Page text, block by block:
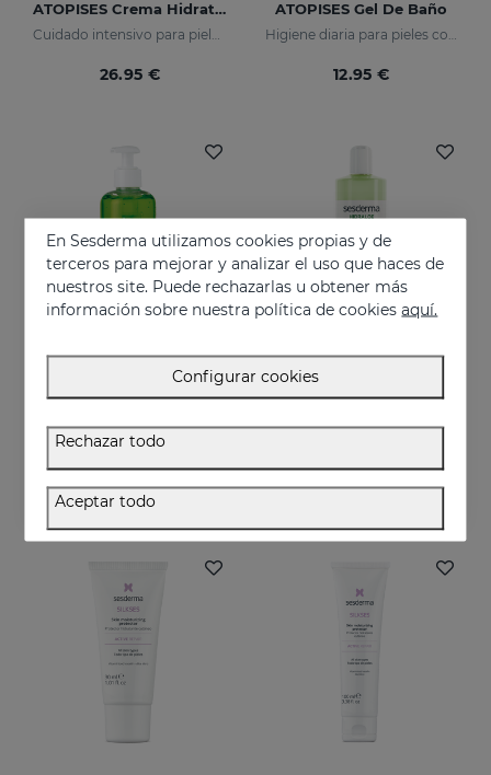
ATOPISES Crema Hidratante Cuidado Intensivo
Cuidado intensivo para pieles con tendencia atópica
26.95 €
ATOPISES Gel De Baño
Higiene diaria para pieles con tendencia atópica
12.95 €
HIDRALOE Aloe Gel
16.95 €
HIDRALOE Gel De Baño
10.95 €
En Sesderma utilizamos cookies propias y de
terceros para mejorar y analizar el uso que haces de
nuestros site. Puede rechazarlas u obtener más
información sobre nuestra política de cookiesaquí.
Configurar cookies
Rechazar todo
Aceptar todo